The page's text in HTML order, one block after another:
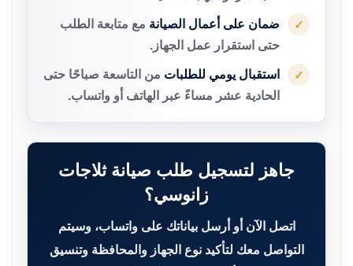
✓ ضمان على أعمال الصيانة مع متابعة الطلب
حتى استقرار عمل الجهاز.
✓ استقبال يومي للطلبات من التاسعة صباحًا حتى
الحادية عشر مساءً عبر الهاتف أو واتساب.
جاهز لتسجيل طلب صيانة ثلاجات
زانوسي؟
اتصل الآن أو أرسل بياناتك على واتساب، وسيتم
التواصل معك لتأكيد نوع الجهاز والمحافظة وتنسيق